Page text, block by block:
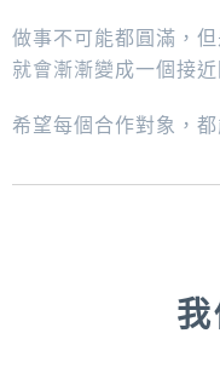
做事不可能都圓滿，
就會漸漸變成一個接近
希望每個合作對象，